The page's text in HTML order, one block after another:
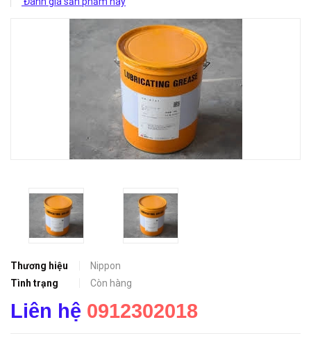
Thương hiệu
Nippon
Tình trạng
Còn hàng
Liên hệ 0912302018